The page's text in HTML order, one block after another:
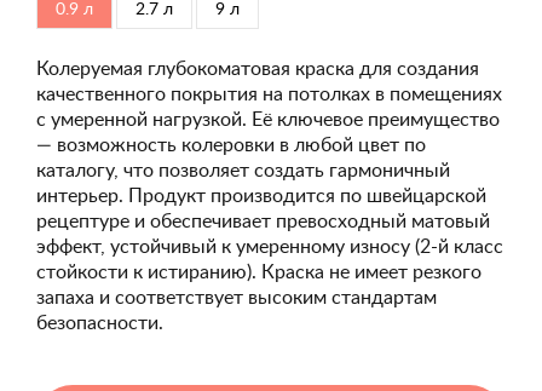
0.9 л 2.7 л 9 л
Колеруемая глубокоматовая краска для создания
качественного покрытия на потолках в помещениях
с умеренной нагрузкой. Её ключевое преимущество
— возможность колеровки в любой цвет по
каталогу, что позволяет создать гармоничный
интерьер. Продукт производится по швейцарской
рецептуре и обеспечивает превосходный матовый
эффект, устойчивый к умеренному износу (2-й класс
стойкости к истиранию). Краска не имеет резкого
запаха и соответствует высоким стандартам
безопасности.